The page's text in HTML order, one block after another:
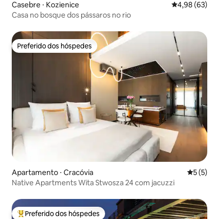
Casebre ⋅ Kozienice 4,98 de uma
4,98 (63)
Casa no bosque dos pássaros no rio
Preferido dos hóspedes
Preferido dos hóspedes
Apartamento ⋅ Cracóvia 5 de
5 (5)
Native Apartments Wita Stwosza 24 com jacuzzi
Preferido dos hóspedes